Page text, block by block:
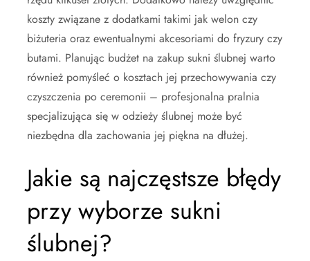
koszty związane z dodatkami takimi jak welon czy
biżuteria oraz ewentualnymi akcesoriami do fryzury czy
butami. Planując budżet na zakup sukni ślubnej warto
również pomyśleć o kosztach jej przechowywania czy
czyszczenia po ceremonii – profesjonalna pralnia
specjalizująca się w odzieży ślubnej może być
niezbędna dla zachowania jej piękna na dłużej.
Jakie są najczęstsze błędy
przy wyborze sukni
ślubnej?